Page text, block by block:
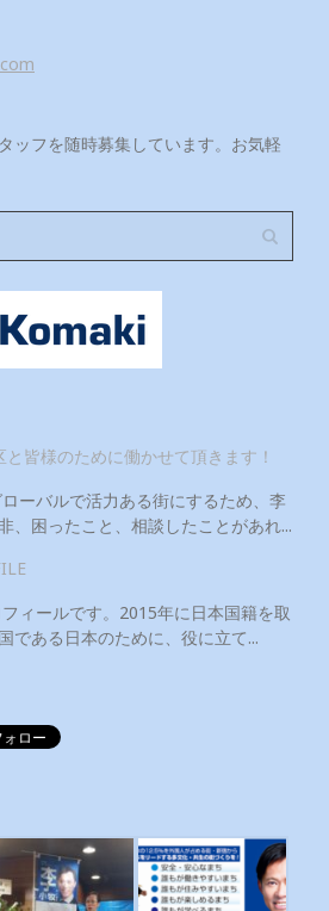
ッフを随時募集しています。お気軽
と皆様のために働かせて頂きます！
ーバルで活力ある街にするため、李
困ったこと、相談したことがあれ...
ィールです。2015年に日本国籍を取
である日本のために、役に立て...